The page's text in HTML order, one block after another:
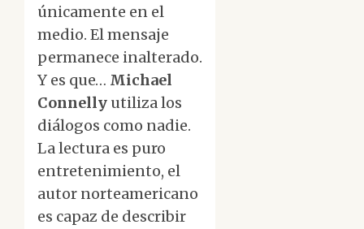
únicamente en el
medio. El mensaje
permanece inalterado.
Y es que… Michael
Connelly utiliza los
diálogos como nadie.
La lectura es puro
entretenimiento, el
autor norteamericano
es capaz de describir